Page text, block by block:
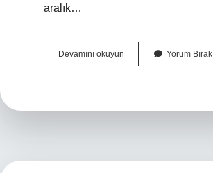
aralık…
Devamını okuyun
kanül
Yorum Bırak